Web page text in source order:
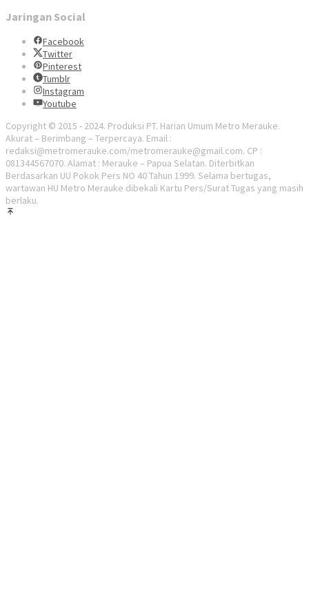
Jaringan Social
Facebook
Twitter
Pinterest
Tumblr
Instagram
Youtube
Copyright © 2015 - 2024. Produksi PT. Harian Umum Metro Merauke.
Akurat – Berimbang – Terpercaya. Email :
redaksi@metromerauke.com/metromerauke@gmail.com. CP :
081344567070. Alamat : Merauke – Papua Selatan. Diterbitkan
Berdasarkan UU Pokok Pers NO 40 Tahun 1999. Selama bertugas,
wartawan HU Metro Merauke dibekali Kartu Pers/Surat Tugas yang masih
berlaku.